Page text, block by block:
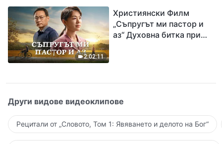
Исус
2:02:11
Християнски Филм
„Съпругът ми пастор и
аз“ Духовна битка при
Други видове видеоклипове
Рецитали от „Словото, Том 1: Явяването и делото на Бог“